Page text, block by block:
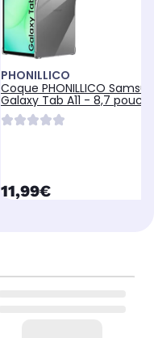
PHONILLICO
Coque PHONILLICO
Galaxy Tab A11 - 8,7
currentPrice
11,99€